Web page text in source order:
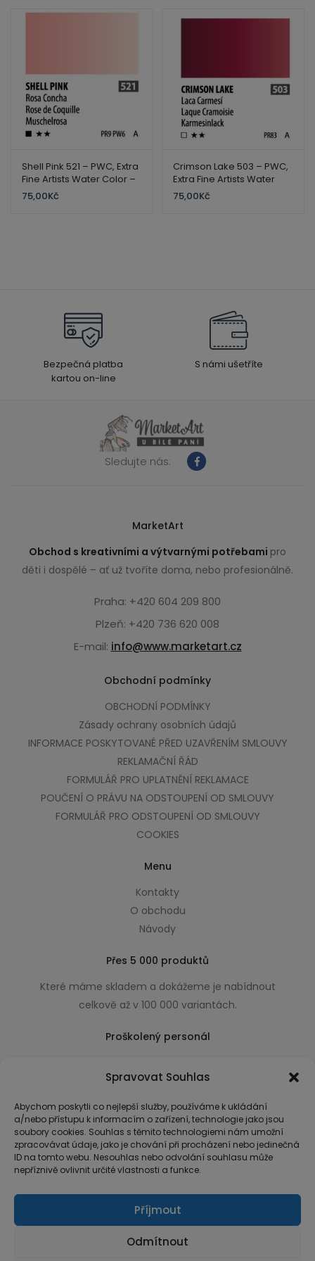
Spravovat Souhlas
Abychom poskytli co nejlepší služby, používáme k ukládání
a/nebo přístupu k informacím o zařízení, technologie jako jsou
soubory cookies. Souhlas s těmito technologiemi nám umožní
zpracovávat údaje, jako je chování při procházení nebo jedinečná
ID na tomto webu. Nesouhlas nebo odvolání souhlasu může
nepříznivě ovlivnit určité vlastnosti a funkce.
Příjmout
Odmítnout
Shell Pink 521 – PWC, Extra
Fine Artists Water Color –
ShinHan
75,00Kč
Crimson Lake 503 – PWC,
Extra Fine Artists Water
Color – ShinHan
75,00Kč
Bezpečná platba
kartou on-line
S námi ušetříte
Sledujte nás:
MarketArt
Obchod s kreativními a výtvarnými potřebami pro
děti i dospělé – ať už tvoříte doma, nebo profesionálně.
Praha: +420 604 209 800
Plzeň: +420 736 620 008
E-mail: info@www.marketart.cz
Obchodní podmínky
OBCHODNÍ PODMÍNKY
Zásady ochrany osobních údajů
INFORMACE POSKYTOVANÉ PŘED UZAVŘENÍM SMLOUVY
REKLAMAČNÍ ŘÁD
FORMULÁŘ PRO UPLATNĚNÍ REKLAMACE
POUČENÍ O PRÁVU NA ODSTOUPENÍ OD SMLOUVY
FORMULÁŘ PRO ODSTOUPENÍ OD SMLOUVY
COOKIES
Menu
Kontakty
O obchodu
Návody
Přes 5 000 produktů
Které máme skladem a dokážeme je nabídnout
celkově až v 100 000 variantách.
Proškolený personál
usnadňující nákup.